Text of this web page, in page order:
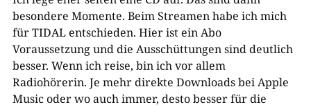
besondere Momente. Beim Streamen habe ich mich
für TIDAL entschieden. Hier ist ein Abo
Voraussetzung und die Ausschüttungen sind deutlich
besser. Wenn ich reise, bin ich vor allem
Radiohörerin. Je mehr direkte Downloads bei Apple
Music oder wo auch immer, desto besser für die